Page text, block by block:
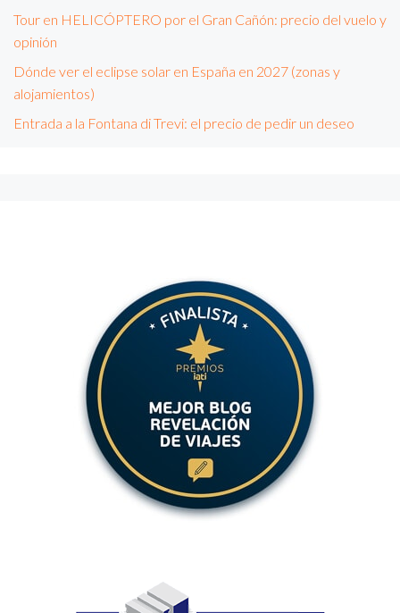
Tour en HELICÓPTERO por el Gran Cañón: precio del vuelo y
opinión
Dónde ver el eclipse solar en España en 2027 (zonas y
alojamientos)
Entrada a la Fontana di Trevi: el precio de pedir un deseo